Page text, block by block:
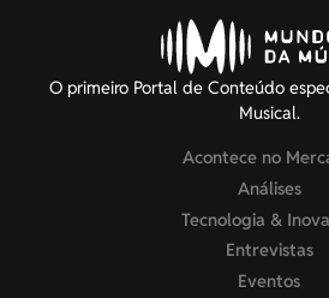
O primeiro Portal de Conteúdo
Musical.
Acontece no
Análises
Tecnologia &
Entrevistas
Eventos